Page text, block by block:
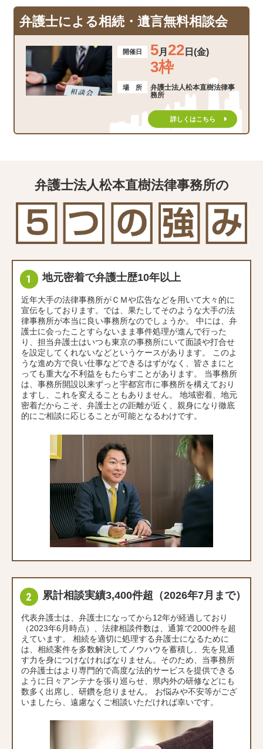
弁護士による相続・遺言無料相談会
開催日 5月 22日(金)
3枠
場 所
弁護士法人松本直樹法律事
務所
詳しくはこちら
弁護士法人松本直樹法律事務所の
地元密着で弁護士歴10年以上
近年大手の法律事務所がＣＭや広告などを用いて大々的に
宣伝をしております。では、果たしてそのような大手の法
律事務所が本当に良い事務所なのでしょうか。 中には、弁
護士に会ったことすらないまま事件処理が進んで行った
り、担当弁護士はいつも東京の事務所にいて面談や打合せ
を設定してくれないなどというケースがあります。 このよ
うな進め方で良い仕事などできるはずがなく、皆さまにと
っても重大な不利益をもたらすことがあります。 当事務所
は、事務所開設以来ずっと宇都宮市に事務所を構えており
ますし、これを変えることもありません。 地域密着、地元
密着だからこそ、弁護士との距離が近く、親身になり徹底
的にご相談に応じることが可能となるわけです。
累計相談実績3,400件超（2026年7月まで）
代表弁護士は、弁護士になってから12年が経過しており
（2023年6月時点）、法律相談件数は、通算で2000件を超
えています。 相続を適切に処理する弁護士になるために
は、相続案件を多数解決してノウハウを蓄積し、先を見通
す力を身につけなければなりません。そのため、当事務所
の弁護士はより専門的で高度な法的サービスを提供できる
ように日々アンテナを張り巡らせ、県内外の研修などにも
数多く出席し、研鑽を怠りません。 お悩みや不安等がござ
いましたら、遠慮なくご相談いただければ幸いです。